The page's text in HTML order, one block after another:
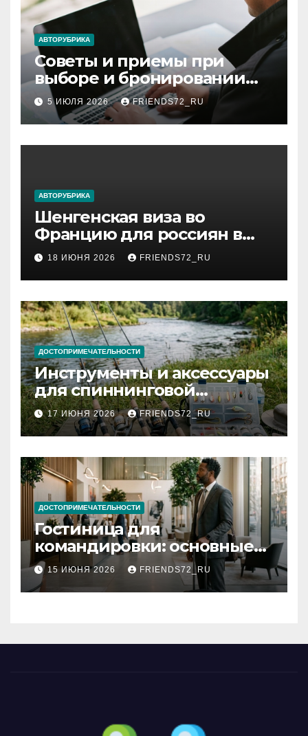
ki
АВТОРУБРИКА
Советы и приемы при
выборе и бронировании
авиабилетов
5 ИЮЛЯ 2026 FRIENDS72_RU
АВТОРУБРИКА
Шенгенская виза во
Францию для россиян в
2026 году: сроки от 3 дней
и список необходимых
документов
18 ИЮНЯ 2026 FRIENDS72_RU
ДОСТОПРИМЕЧАТЕЛЬНОСТИ
Инструменты и аксессуары
для спиннинговой
рыбалки: назначение и
типы
17 ИЮНЯ 2026 FRIENDS72_RU
ДОСТОПРИМЕЧАТЕЛЬНОСТИ
Гостиница для
командировки: основные
критерии выбора
15 ИЮНЯ 2026 FRIENDS72_RU